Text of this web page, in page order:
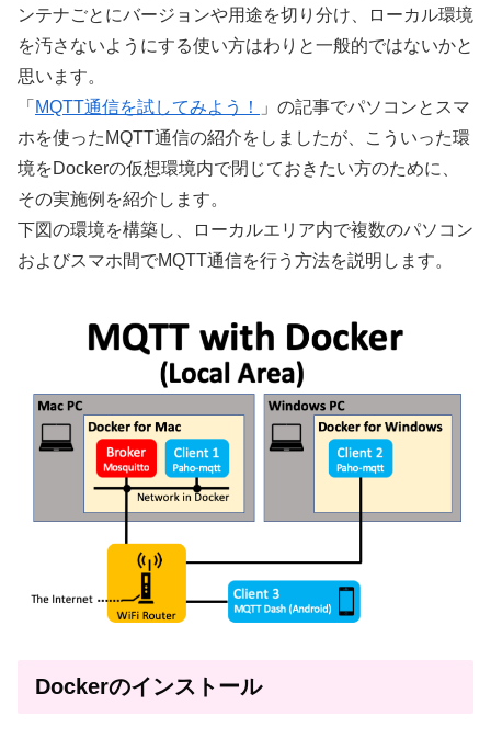
ンテナごとにバージョンや用途を切り分け、ローカル環境
を汚さないようにする使い方はわりと一般的ではないかと
思います。
「 MQTT通信を試してみよう！
」の記事でパソコンとスマ
ホを使ったMQTT通信の紹介をしましたが、こういった環
境をDockerの仮想環境内で閉じておきたい方のために、
その実施例を紹介します。
下図の環境を構築し、ローカルエリア内で複数のパソコン
およびスマホ間でMQTT通信を行う方法を説明します。
Dockerのインストール